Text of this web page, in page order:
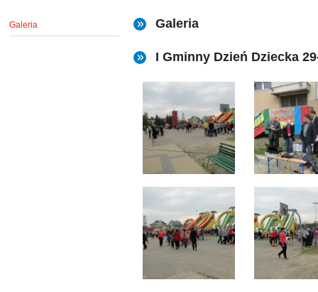
Galeria Galeria
I Gminny Dzień Dziecka